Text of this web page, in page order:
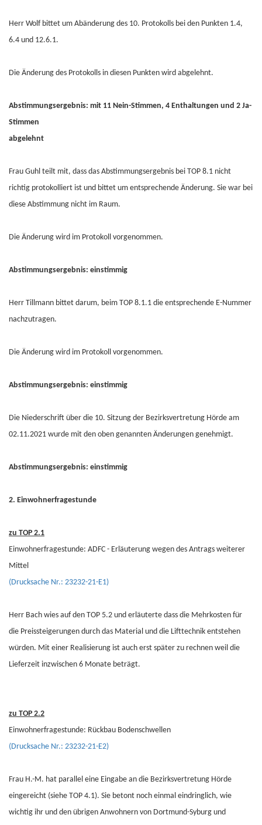
Herr Wolf bittet um Abänderung des 10. Protokolls bei den Punkten 1.4,
6.4 und 12.6.1.
Die Änderung des Protokolls in diesen Punkten wird abgelehnt.
Abstimmungsergebnis: mit 11 Nein-Stimmen, 4 Enthaltungen und 2 Ja-
Stimmen
abgelehnt
Frau Guhl teilt mit, dass das Abstimmungsergebnis bei TOP 8.1 nicht
richtig protokolliert ist und bittet um entsprechende Änderung. Sie war bei
diese Abstimmung nicht im Raum.
Die Änderung wird im Protokoll vorgenommen.
Abstimmungsergebnis: einstimmig
Herr Tillmann bittet darum, beim TOP 8.1.1 die entsprechende E-Nummer
nachzutragen.
Die Änderung wird im Protokoll vorgenommen.
Abstimmungsergebnis: einstimmig
Die Niederschrift über die 10. Sitzung der Bezirksvertretung Hörde am
02.11.2021 wurde mit den oben genannten Änderungen genehmigt.
Abstimmungsergebnis: einstimmig
2. Einwohnerfragestunde
zu TOP 2.1
Einwohnerfragestunde: ADFC - Erläuterung wegen des Antrags weiterer
Mittel
(Drucksache Nr.: 23232-21-E1)
Herr Bach wies auf den TOP 5.2 und erläuterte dass die Mehrkosten für
die Preissteigerungen durch das Material und die Lifttechnik entstehen
würden. Mit einer Realisierung ist auch erst später zu rechnen weil die
Lieferzeit inzwischen 6 Monate beträgt.
zu TOP 2.2
Einwohnerfragestunde: Rückbau Bodenschwellen
(Drucksache Nr.: 23232-21-E2)
Frau H.-M. hat parallel eine Eingabe an die Bezirksvertretung Hörde
eingereicht (siehe TOP 4.1). Sie betont noch einmal eindringlich, wie
wichtig ihr und den übrigen Anwohnern von Dortmund-Syburg und